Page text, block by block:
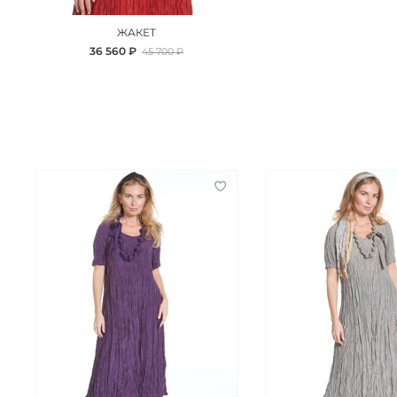
ЖАКЕТ
36 560 ₽ 45 700 ₽